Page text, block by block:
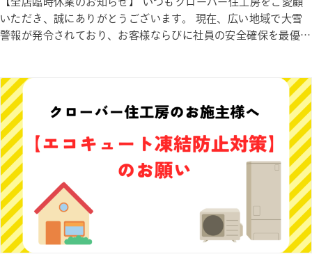
いただき、誠にありがとうございます。 現在、広い地域で大雪
警報が発令されており、お客様ならびに社員の安全確保を最優先
うか無理をなさらず、あたたかくして安全にお過ごしください。
今後ともク…